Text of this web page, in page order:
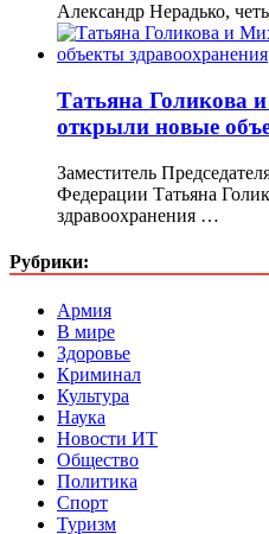
Александр Нерадько,
Татьяна Голикова
открыли новые
Заместитель
Федерации Татьяна
здравоохранения …
Рубрики:
Армия
В мире
Здоровье
Криминал
Культура
Наука
Новости ИТ
Общество
Политика
Спорт
Туризм